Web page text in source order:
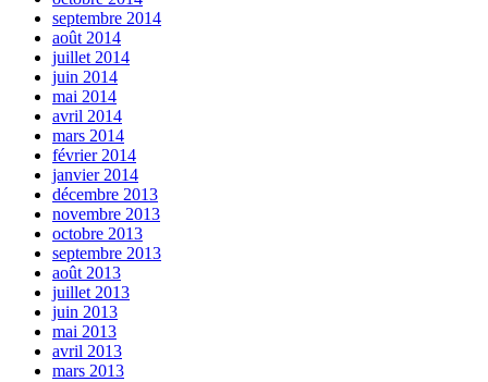
septembre 2014
août 2014
juillet 2014
juin 2014
mai 2014
avril 2014
mars 2014
février 2014
janvier 2014
décembre 2013
novembre 2013
octobre 2013
septembre 2013
août 2013
juillet 2013
juin 2013
mai 2013
avril 2013
mars 2013